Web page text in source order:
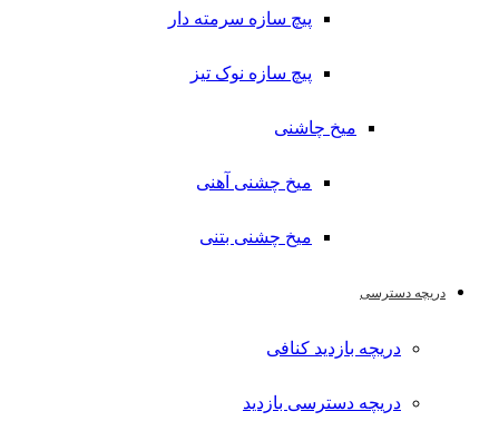
پیچ سازه سرمته دار
پیچ سازه نوک تیز
میخ چاشنی
میخ چشنی آهنی
میخ چشنی بتنی
دریچه دسترسی
دریچه بازدید کنافی
دریچه دسترسی بازدید